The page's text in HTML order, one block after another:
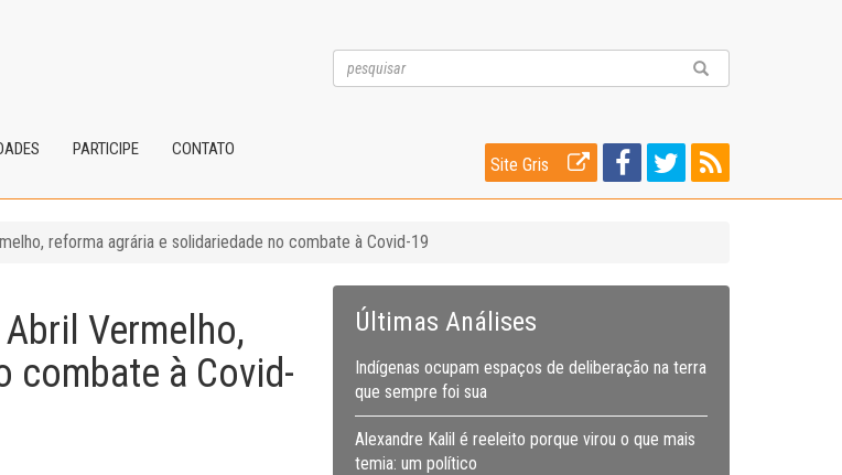
PARTICIPE CONTATO
Site Gris
reforma agrária e solidariedade no combate à Covid-19
Vermelho,
combate à Covid-
Últimas Análises
Indígenas ocupam espaços de deliberação na terra
que sempre foi sua
Alexandre Kalil é reeleito porque virou o que mais
temia: um político